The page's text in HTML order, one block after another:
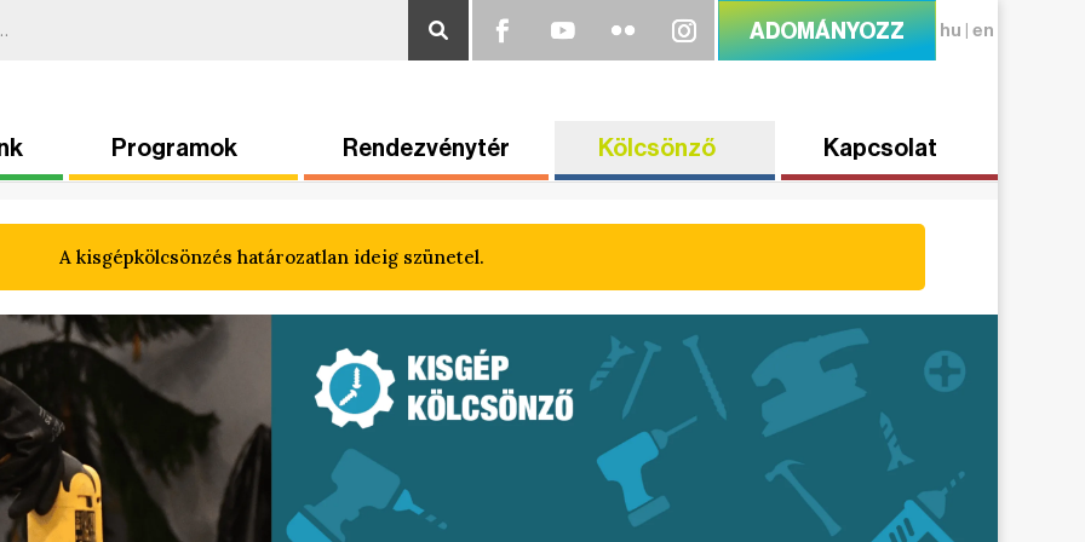
ADOMÁNYOZZ hu | en
Programok Rendezvénytér Kölcsönző Kapcsolat
A kisgépkölcsönzés határozatlan ideig szünetel.